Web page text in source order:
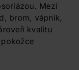
Mezi
brom, vápník,
kvalitu